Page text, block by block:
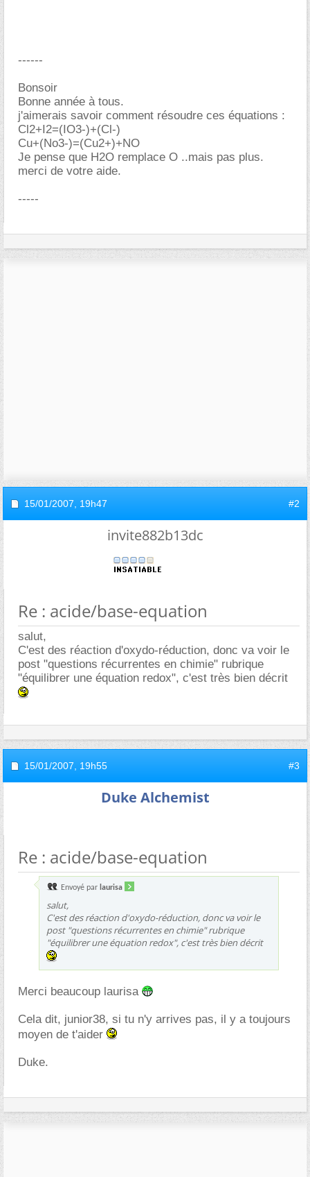
------
Bonsoir
Bonne année à tous.
j'aimerais savoir comment résoudre ces équations :
Cl2+I2=(IO3-)+(Cl-)
Cu+(No3-)=(Cu2+)+NO
Je pense que H2O remplace O ..mais pas plus.
merci de votre aide.
-----
15/01/2007, 19h47 #2
invite882b13dc
Re : acide/base-equation
salut,
C'est des réaction d'oxydo-réduction, donc va voir le
post "questions récurrentes en chimie" rubrique
"équilibrer une équation redox", c'est très bien décrit
15/01/2007, 19h55 #3
Duke Alchemist
Re : acide/base-equation
Envoyé par laurisa
salut,
C'est des réaction d'oxydo-réduction, donc va voir le
post "questions récurrentes en chimie" rubrique
"équilibrer une équation redox", c'est très bien décrit
Merci beaucoup laurisa
Cela dit, junior38, si tu n'y arrives pas, il y a toujours
moyen de t'aider
Duke.